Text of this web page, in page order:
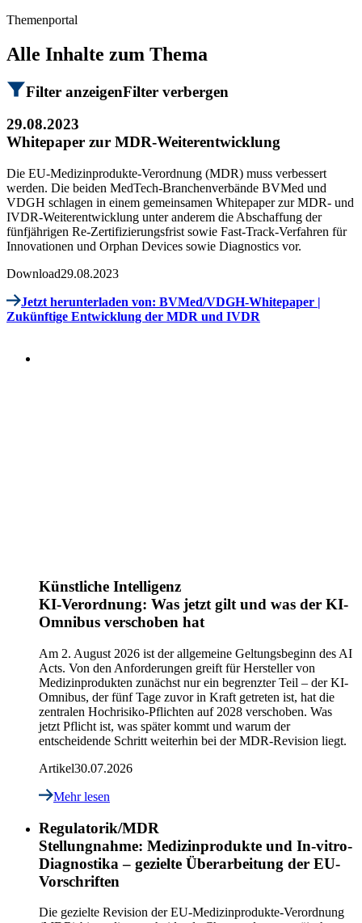
Themenportal
Alle Inhalte zum Thema
Filter anzeigenFilter verbergen
29.08.2023
Whitepaper zur MDR-Weiterentwicklung
Die EU-Medizinprodukte-Verordnung (MDR) muss verbessert
werden. Die beiden MedTech-Branchenverbände BVMed und
VDGH schlagen in einem gemeinsamen Whitepaper zur MDR- und
IVDR-Weiterentwicklung unter anderem die Abschaffung der
fünfjährigen Re-Zertifizierungsfrist sowie Fast-Track-Verfahren für
Innovationen und Orphan Devices sowie Diagnostics vor.
Download29.08.2023
Jetzt herunterladen von: BVMed/VDGH-Whitepaper |
Zukünftige Entwicklung der MDR und IVDR
Künstliche Intelligenz
KI-Verordnung: Was jetzt gilt und was der KI-
Omnibus verschoben hat
Am 2. August 2026 ist der allgemeine Geltungsbeginn des AI
Acts. Von den Anforderungen greift für Hersteller von
Medizinprodukten zunächst nur ein begrenzter Teil – der KI-
Omnibus, der fünf Tage zuvor in Kraft getreten ist, hat die
zentralen Hochrisiko-Pflichten auf 2028 verschoben. Was
jetzt Pflicht ist, was später kommt und warum der
entscheidende Schritt weiterhin bei der MDR-Revision liegt.
Artikel30.07.2026
Mehr lesen
Regulatorik/MDR
Stellungnahme: Medizinprodukte und In-vitro-
Diagnostika – gezielte Überarbeitung der EU-
Vorschriften
Die gezielte Revision der EU-Medizinprodukte-Verordnung